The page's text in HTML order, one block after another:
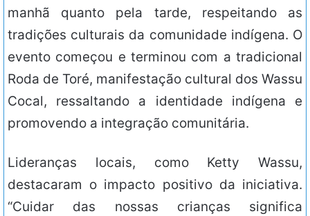
manhã quanto pela tarde, respeitando as
tradições culturais da comunidade indígena. O
evento começou e terminou com a tradicional
Roda de Toré, manifestação cultural dos Wassu
Cocal, ressaltando a identidade indígena e
promovendo a integração comunitária.
Lideranças locais, como Ketty Wassu,
destacaram o impacto positivo da iniciativa.
“Cuidar das nossas crianças significa